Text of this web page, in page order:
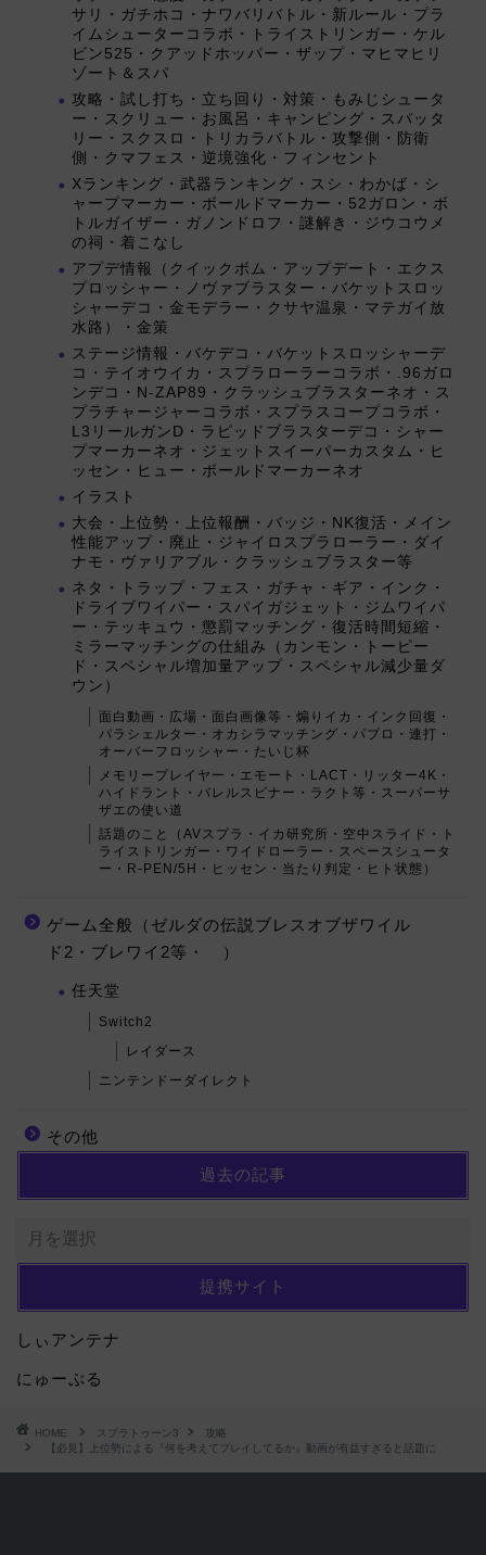
サリ・ガチホコ・ナワバリバトル・新ルール・プラ
イムシューターコラボ・トライストリンガー・ケル
ビン525・クアッドホッパー・ザップ・マヒマヒリ
ゾート＆スパ
攻略・試し打ち・立ち回り・対策・もみじシュータ
ー・スクリュー・お風呂・キャンピング・スパッタ
リー・スクスロ・トリカラバトル・攻撃側・防衛
側・クマフェス・逆境強化・フィンセント
Xランキング・武器ランキング・スシ・わかば・シ
ャープマーカー・ボールドマーカー・52ガロン・ボ
トルガイザー・ガノンドロフ・謎解き・ジウコウメ
の祠・着こなし
アプデ情報（クイックボム・アップデート・エクス
プロッシャー・ノヴァブラスター・バケットスロッ
シャーデコ・金モデラー・クサヤ温泉・マテガイ放
水路）・金策
ステージ情報・バケデコ・バケットスロッシャーデ
コ・テイオウイカ・スプラローラーコラボ・.96ガロ
ンデコ・N-ZAP89・クラッシュブラスターネオ・ス
プラチャージャーコラボ・スプラスコープコラボ・
L3リールガンD・ラピッドブラスターデコ・シャー
プマーカーネオ・ジェットスイーパーカスタム・ヒ
ッセン・ヒュー・ボールドマーカーネオ
イラスト
大会・上位勢・上位報酬・バッジ・NK復活・メイン
性能アップ・廃止・ジャイロスプラローラー・ダイ
ナモ・ヴァリアブル・クラッシュブラスター等
ネタ・トラップ・フェス・ガチャ・ギア・インク・
ドライブワイパー・スパイガジェット・ジムワイパ
ー・テッキュウ・懲罰マッチング・復活時間短縮・
ミラーマッチングの仕組み（カンモン・トーピー
ド・スペシャル増加量アップ・スペシャル減少量ダ
ウン）
面白動画・広場・面白画像等・煽りイカ・インク回復・
パラシェルター・オカシラマッチング・パブロ・連打・
オーバーフロッシャー・たいじ杯
メモリープレイヤー・エモート・LACT・リッター4K・
ハイドラント・バレルスピナー・ラクト等・スーパーサ
ザエの使い道
話題のこと（AVスプラ・イカ研究所・空中スライド・ト
ライストリンガー・ワイドローラー・スペースシュータ
ー・R-PEN/5H・ヒッセン・当たり判定・ヒト状態）
ゲーム全般（ゼルダの伝説ブレスオブザワイル
ド2・ブレワイ2等・ ）
任天堂
Switch2
レイダース
ニンテンドーダイレクト
その他
過去の記事
提携サイト
しぃアンテナ
にゅーぷる
HOME スプラトゥーン3
攻略
【必見】上位勢による『何を考えてプレイしてるか』動画が有益すぎると話題に